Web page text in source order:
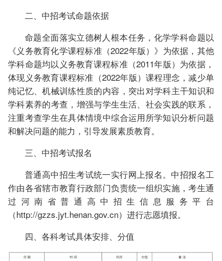
二、中招考试命题依据
命题全面落实立德树人根本任务，化学学科命题以
《义务教育化学课程标准（2022年版）》为依据，其他
学科命题均以义务教育课程标准（2011年版）为依据，
体现义务教育课程标准（2022年版）课程理念，减少单
纯记忆、机械训练性质的内容，突出对学科主干知识和
学科素养的考查，增强与学生生活、社会实践的联系，
注重考查学生在具体情境中综合运用所学知识分析问题
和解决问题的能力，引导发展素质教育。
三、中招考试报名
普通高中招生考试统一实行网上报名。中招报名工
作由各省辖市教育行政部门负责统一组织实施，考生通
过河南省普通高中招生信息服务平台
（http://gzzs.jyt.henan.gov.cn）进行志愿填报。
四、各科考试具体安排、分值